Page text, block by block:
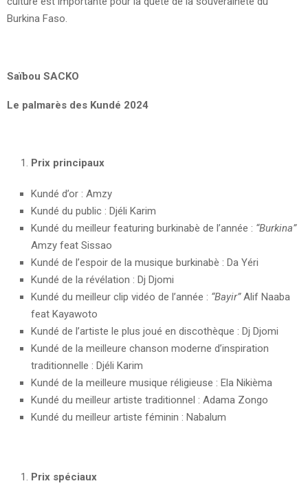
Burkina Faso.
Saïbou SACKO
Le palmarès des Kundé 2024
Prix principaux
Kundé d’or : Amzy
Kundé du public : Djéli Karim
Kundé du meilleur featuring burkinabè de l’année : “Burkina”
Amzy feat Sissao
Kundé de l’espoir de la musique burkinabè : Da Yéri
Kundé de la révélation : Dj Djomi
Kundé du meilleur clip vidéo de l’année : “Bayir”Alif Naaba
feat Kayawoto
Kundé de l’artiste le plus joué en discothèque : Dj Djomi
Kundé de la meilleure chanson moderne d’inspiration
traditionnelle : Djéli Karim
Kundé de la meilleure musique réligieuse : Ela Nikièma
Kundé du meilleur artiste traditionnel : Adama Zongo
Kundé du meilleur artiste féminin : Nabalum
Prix spéciaux